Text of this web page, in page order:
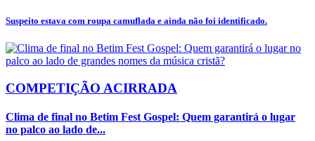
Suspeito estava com roupa camuflada e ainda não foi identificado.
COMPETIÇÃO ACIRRADA
Clima de final no Betim Fest Gospel: Quem garantirá o lugar
no palco ao lado de...